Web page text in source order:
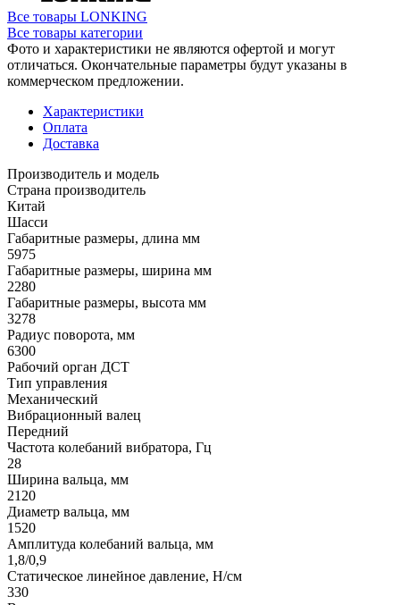
Все товары LONKING
Все товары категории
Фото и характеристики не являются офертой и могут
отличаться. Окончательные параметры будут указаны в
коммерческом предложении.
Характеристики
Оплата
Доставка
Производитель и модель
Страна производитель
Китай
Шасси
Габаритные размеры, длина мм
5975
Габаритные размеры, ширина мм
2280
Габаритные размеры, высота мм
3278
Радиус поворота, мм
6300
Рабочий орган ДСТ
Тип управления
Механический
Вибрационный валец
Передний
Частота колебаний вибратора, Гц
28
Ширина вальца, мм
2120
Диаметр вальца, мм
1520
Амплитуда колебаний вальца, мм
1,8/0,9
Статическое линейное давление, Н/см
330